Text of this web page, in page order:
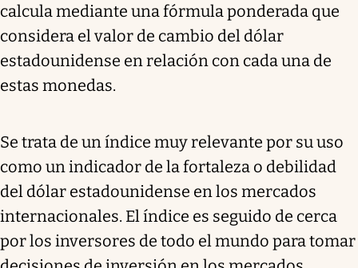
calcula mediante una fórmula ponderada que
considera el valor de cambio del dólar
estadounidense en relación con cada una de
estas monedas.
Se trata de un índice muy relevante por su uso
como un indicador de la fortaleza o debilidad
del dólar estadounidense en los mercados
internacionales. El índice es seguido de cerca
por los inversores de todo el mundo para tomar